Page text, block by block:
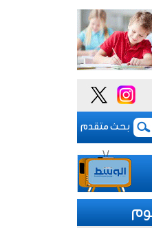
بحث متقدم
ملحمة وطنية خالدة..